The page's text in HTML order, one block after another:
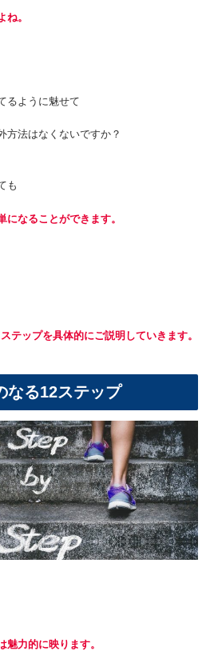
ね。
るように魅せて
方法はなくないですか？
も
なることができます。
テップを具体的にご説明していきます。
なる12ステップ
力的に映ります。